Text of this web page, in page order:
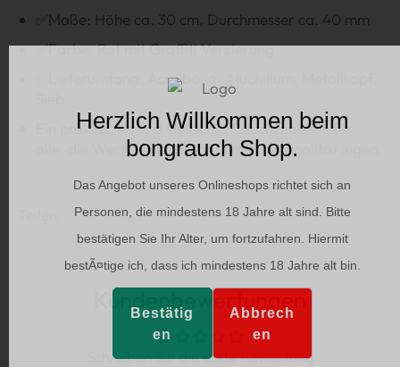
✅Maße: Höhe ca. 30 cm, Durchmesser ca. 40 mm
✅Farbe: Rot mit Graffiti Verzierung
✅Lieferumfang: Acrylbong, Aluchillum, Metallkopf,
Ein praktisches und stylisches Rauchzubehör für
alle, die Wert auf Qualität und Funktionalität legen.
Kundenbewertungen
Schreiben Sie die erste Bewertung
Herzlich Willkommen beim
bongrauch Shop.
Das Angebot unseres Onlineshops richtet sich an
Personen, die mindestens 18 Jahre alt sind. Bitte
bestätigen Sie Ihr Alter, um fortzufahren. Hiermit
bestÃ¤tige ich, dass ich mindestens 18 Jahre alt bin.
Bestätig
en
Abbrech
en